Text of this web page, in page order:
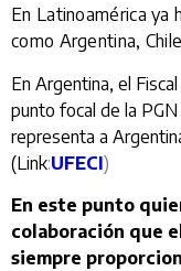
En Latinoamérica ya
como Argentina,
En Argentina, el
punto focal de la
representa a
(Link:UFECI)
En este punto
colaboración que
siempre